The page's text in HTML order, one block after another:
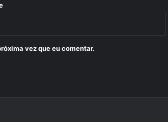
vez que eu comentar.